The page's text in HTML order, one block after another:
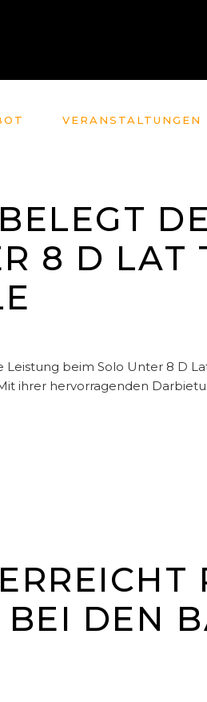
VERANSTALTUNGEN
8 D LAT
beim Solo Unter 8 D
ihrer hervorragenden
DEN